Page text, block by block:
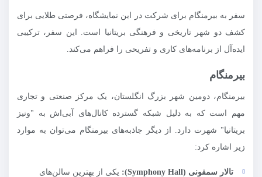
سفر به بیرمنگام برای شرکت در این نمایشگاه، فرصتی طلایی برای
کشف دو شهر تاریخی و فرهنگی بریتانیا است. این سفر، ترکیبی
ایده‌آل از برنامه‌های کاری و تفریحی را فراهم می‌کند.
بیرمنگام
بیرمنگام، دومین شهر بزرگ انگلستان، یک مرکز صنعتی و تجاری
مهم است که به دلیل شبکه گسترده کانال‌های آبی‌اش به "ونیز
بریتانیا" شهرت دارد. از دیگر جاذبه‌های بیرمنگام می‌توان به موارد
زیر اشاره کرد:
تالار سمفونی ( Symphony Hall
): یکی از بهترین سالن‌های